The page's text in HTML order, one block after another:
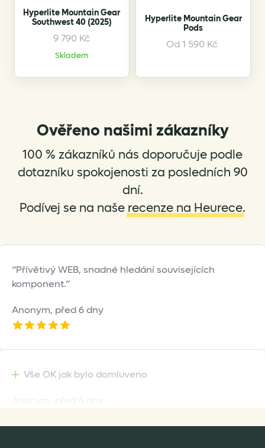
product
page
Hyperlite Mountain Gear
Southwest 40 (2025)
9 790 Kč
Skladem
This
product
multiple
options
may
be
chosen
on
product
Hyperlite Mountain Gear
Pods
Od1 590 Kč
This
multiple
options
may
be
chosen
on
product
Ověřeno našimi zákazníky
100 % zákazníků nás doporučuje podle
dotazníku spokojenosti za posledních 90
dní.
Podívej se na naše recenze na Heurece.
Přívětivý WEB, snadné hledání souvisejících
komponent.
Anonym, před 6 dny
Vše OK jak bylo domluveno